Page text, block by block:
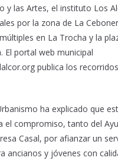
y las Artes, el instituto Los
por la zona de La
en La Trocha y la
El portal web municipal
publica los
ha explicado que
el compromiso, tanto del
Casal, por afianzar un
ancianos y jóvenes con